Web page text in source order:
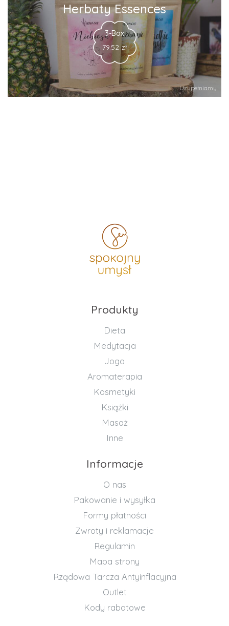
Uzupełniamy
Herbaty Essences
3-Box
79.52 zł
Produkty
Dieta
Medytacja
Joga
Aromaterapia
Kosmetyki
Książki
Masaż
Inne
Informacje
O nas
Pakowanie i wysyłka
Formy płatności
Zwroty i reklamacje
Regulamin
Mapa strony
Rządowa Tarcza Antyinflacyjna
Outlet
Kody rabatowe